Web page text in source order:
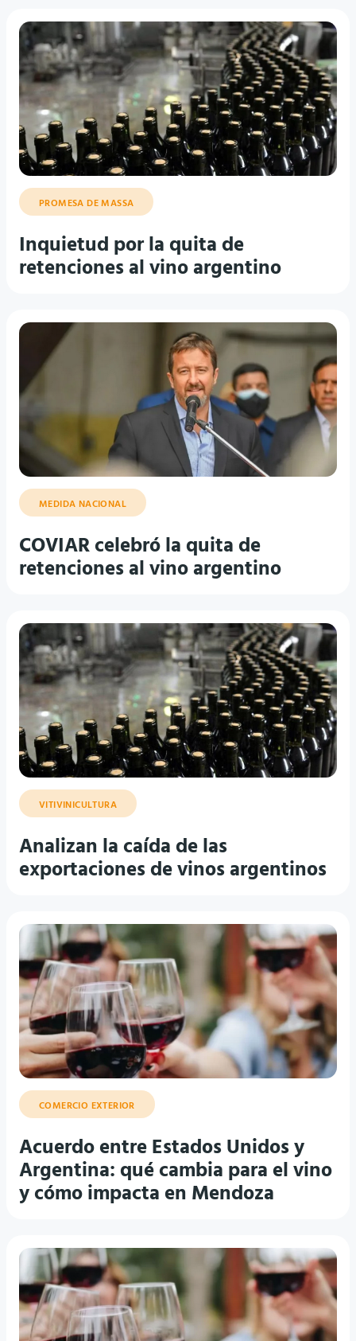
PROMESA DE MASSA
Inquietud por la quita de
retenciones al vino argentino
MEDIDA NACIONAL
COVIAR celebró la quita de
retenciones al vino argentino
VITIVINICULTURA
Analizan la caída de las
exportaciones de vinos argentinos
COMERCIO EXTERIOR
Acuerdo entre Estados Unidos y
Argentina: qué cambia para el vino
y cómo impacta en Mendoza